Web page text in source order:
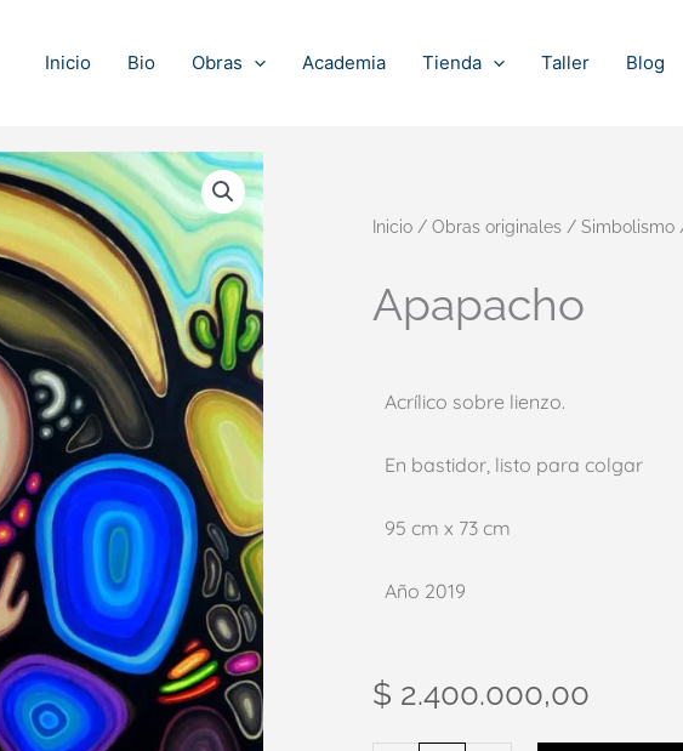
Inicio Bio Obras Academia Tienda Taller Blog
Inicio / Obras originales / Simbolismo
Apapacho
Acrílico sobre lienzo.
En bastidor, listo para colgar
95 cm x 73 cm
Año 2019
$ 2.400.000,00